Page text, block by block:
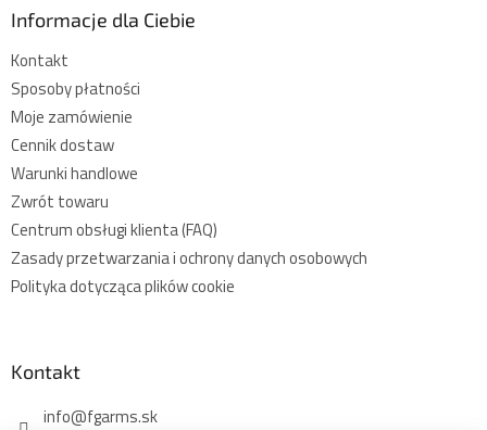
Informacje dla Ciebie
Kontakt
Sposoby płatności
Moje zamówienie
Cennik dostaw
Warunki handlowe
Zwrót towaru
Centrum obsługi klienta (FAQ)
Zasady przetwarzania i ochrony danych osobowych
Polityka dotycząca plików cookie
Kontakt
info@fgarms.sk